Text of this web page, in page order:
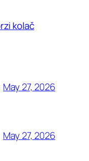
kolač
May 27, 2026
May 27, 2026